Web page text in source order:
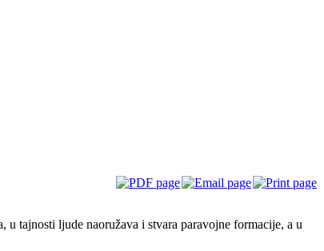
tajnosti ljude naoružava i stvara paravojne formacije, a u